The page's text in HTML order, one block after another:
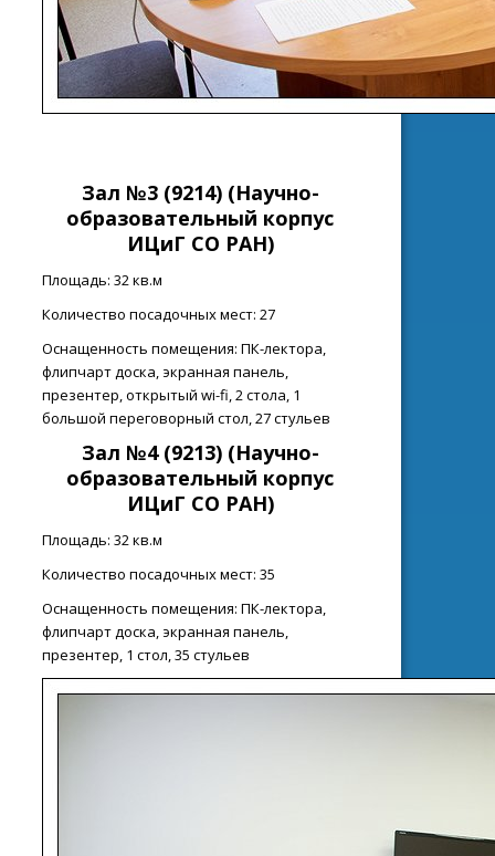
Зал №3 (9214) (Научно-
образовательный корпус
ИЦиГ СО РАН)
Площадь: 32 кв.м
Количество посадочных мест: 27
Оснащенность помещения: ПК-лектора,
флипчарт доска, экранная панель,
презентер, открытый wi-fi, 2 стола, 1
большой переговорный стол, 27 стульев
Зал №4 (9213) (Научно-
образовательный корпус
ИЦиГ СО РАН)
Площадь: 32 кв.м
Количество посадочных мест: 35
Оснащенность помещения: ПК-лектора,
флипчарт доска, экранная панель,
презентер, 1 стол, 35 стульев